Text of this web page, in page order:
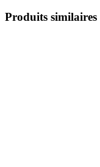
Produits similaires